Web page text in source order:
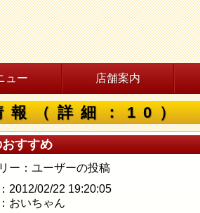
ュー 店舗案内
報（詳細：10）
すすめ
ー：ユーザーの投稿
2012/02/22 19:20:05
おいちゃん